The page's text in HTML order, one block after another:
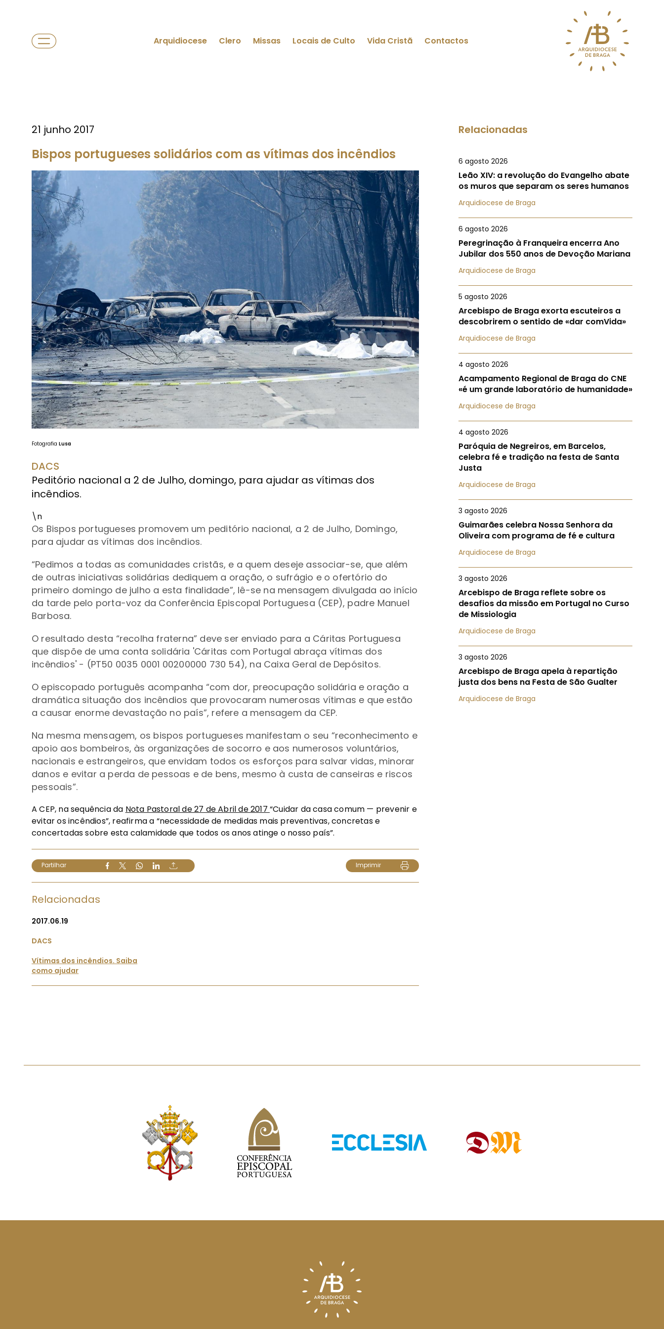
Arquidiocese Clero Missas Locais de Culto Vida Cristã Contactos
21 junho 2017
Bispos portugueses solidários com as vítimas dos incêndios
Fotografia Lusa
DACS
Peditório nacional a 2 de Julho, domingo, para ajudar as vítimas dos
incêndios.
\n
Os Bispos portugueses promovem um peditório nacional, a 2 de Julho, Domingo,
para ajudar as vítimas dos incêndios.
“Pedimos a todas as comunidades cristãs, e a quem deseje associar-se, que além
de outras iniciativas solidárias dediquem a oração, o sufrágio e o ofertório do
primeiro domingo de julho a esta finalidade”, lê-se na mensagem divulgada ao início
da tarde pelo porta-voz da Conferência Episcopal Portuguesa (CEP), padre Manuel
Barbosa.
O resultado desta “recolha fraterna” deve ser enviado para a Cáritas Portuguesa
que dispõe de uma conta solidária 'Cáritas com Portugal abraça vítimas dos
incêndios' - (PT50 0035 0001 00200000 730 54), na Caixa Geral de Depósitos.
O episcopado português acompanha “com dor, preocupação solidária e oração a
dramática situação dos incêndios que provocaram numerosas vítimas e que estão
a causar enorme devastação no país”, refere a mensagem da CEP.
Na mesma mensagem, os bispos portugueses manifestam o seu “reconhecimento e
apoio aos bombeiros, às organizações de socorro e aos numerosos voluntários,
nacionais e estrangeiros, que envidam todos os esforços para salvar vidas, minorar
danos e evitar a perda de pessoas e de bens, mesmo à custa de canseiras e riscos
pessoais”.
A CEP, na sequência da Nota Pastoral de 27 de Abril de 2017“Cuidar da casa comum — prevenir e
evitar os incêndios”, reafirma a “necessidade de medidas mais preventivas, concretas e
concertadas sobre esta calamidade que todos os anos atinge o nosso país”.
Partilhar Imprimir
Relacionadas
2017.06.19
DACS
Vítimas dos incêndios. Saiba
como ajudar
Relacionadas
6 agosto 2026
Leão XIV: a revolução do Evangelho abate
os muros que separam os seres humanos
Arquidiocese de Braga
6 agosto 2026
Peregrinação à Franqueira encerra Ano
Jubilar dos 550 anos de Devoção Mariana
Arquidiocese de Braga
5 agosto 2026
Arcebispo de Braga exorta escuteiros a
descobrirem o sentido de «dar comVida»
Arquidiocese de Braga
4 agosto 2026
Acampamento Regional de Braga do CNE
«é um grande laboratório de humanidade»
Arquidiocese de Braga
4 agosto 2026
Paróquia de Negreiros, em Barcelos,
celebra fé e tradição na festa de Santa
Justa
Arquidiocese de Braga
3 agosto 2026
Guimarães celebra Nossa Senhora da
Oliveira com programa de fé e cultura
Arquidiocese de Braga
3 agosto 2026
Arcebispo de Braga reflete sobre os
desafios da missão em Portugal no Curso
de Missiologia
Arquidiocese de Braga
3 agosto 2026
Arcebispo de Braga apela à repartição
justa dos bens na Festa de São Gualter
Arquidiocese de Braga